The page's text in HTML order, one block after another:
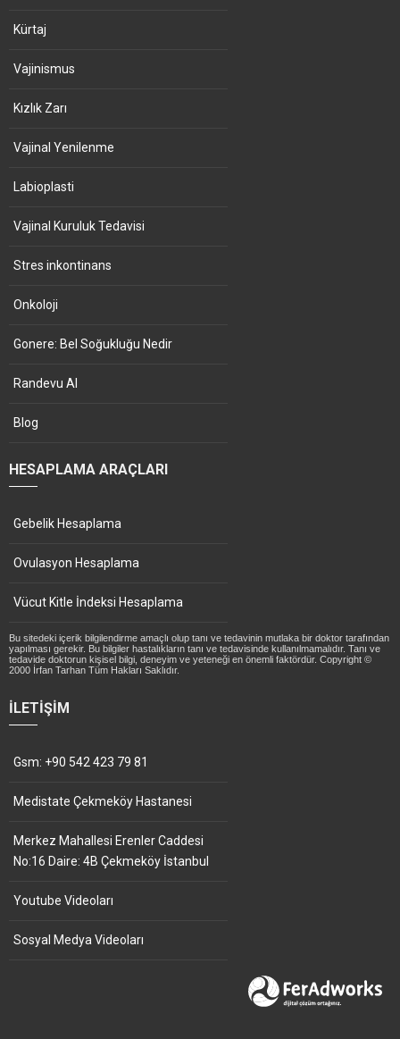
Kürtaj
Vajinismus
Kızlık Zarı
Vajinal Yenilenme
Labioplasti
Vajinal Kuruluk Tedavisi
Stres inkontinans
Onkoloji
Gonere: Bel Soğukluğu Nedir
Randevu Al
Blog
HESAPLAMA ARAÇLARI
Gebelik Hesaplama
Ovulasyon Hesaplama
Vücut Kitle İndeksi Hesaplama
Bu sitedeki içerik bilgilendirme amaçlı olup tanı ve tedavinin mutlaka bir doktor tarafından
yapılması gerekir. Bu bilgiler hastalıkların tanı ve tedavisinde kullanılmamalıdır. Tanı ve
tedavide doktorun kişisel bilgi, deneyim ve yeteneği en önemli faktördür. Copyright ©
2000 İrfan Tarhan Tüm Hakları Saklıdır.
İLETIŞIM
Gsm: +90 542 423 79 81
Medistate Çekmeköy Hastanesi
Merkez Mahallesi Erenler Caddesi
No:16 Daire: 4B Çekmeköy İstanbul
Youtube Videoları
Sosyal Medya Videoları